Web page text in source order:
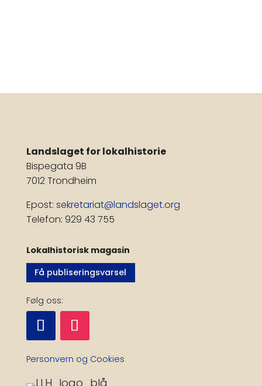
Landslaget for lokalhistorie
Bispegata 9B
7012 Trondheim
Epost: sekretariat@landslaget.org
Telefon: 929 43 755
Lokalhistorisk magasin
Få publiseringsvarsel
Følg oss:
Personvern og Cookies